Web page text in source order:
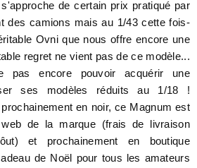
de certain prix pratiqué par
des camions mais au 1/43 cette fois-
Ovni que nous offre encore une
regret ne vient pas de ce modèle...
pas encore pouvoir acquérir une
ses modèles réduits au 1/18 !
en noir, ce Magnum est
de la marque (frais de livraison
et prochainement en boutique
de Noël pour tous les amateurs